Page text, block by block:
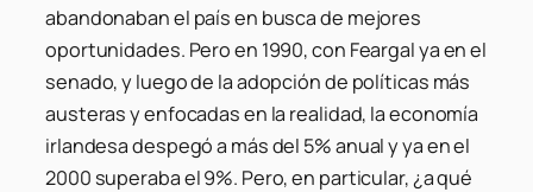
abandonaban el país en busca de mejores
oportunidades. Pero en 1990, con Feargal ya en el
senado, y luego de la adopción de políticas más
austeras y enfocadas en la realidad, la economía
irlandesa despegó a más del 5% anual y ya en el
2000 superaba el 9%. Pero, en particular, ¿a qué